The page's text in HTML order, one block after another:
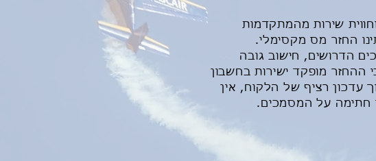
שירות מהמתקדמות
החזר מס מקסימלי.
הדרושים, חישוב גובה
מופקד ישירות בחשבון
עדכון רציף של הלקוח, אין
חתימה על המסמכים.